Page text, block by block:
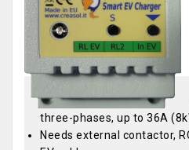
three-phases, up to 36A
Needs external contactor,